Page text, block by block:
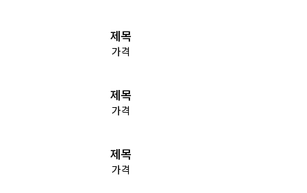
제목
가격
제목
가격
제목
가격